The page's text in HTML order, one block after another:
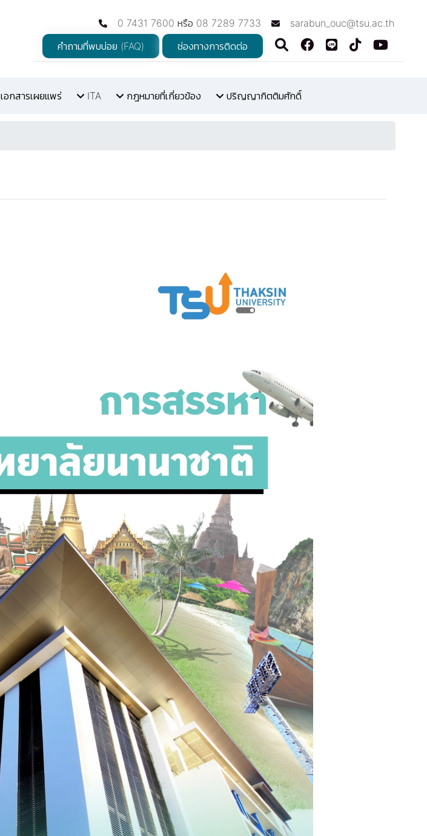
0 7431 7600 หรือ 08 7289 7733
sarabun_ouc@tsu.ac.th
คำถามที่พบบ่อย (FAQ)
ช่องทางการติดต่อ
เอกสารเผยแพร่ ITA กฎหมายที่เกี่ยวข้อง ปริญญากิตติมศักดิ์